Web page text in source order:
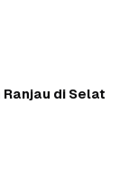
di Selat